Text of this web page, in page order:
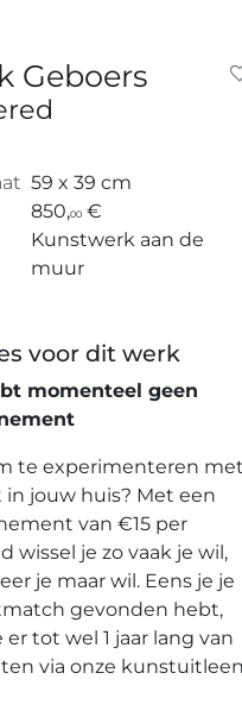
Geboers
59 x 39 cm
850,00 €
Kunstwerk aan de
muur
voor dit werk
momenteel geen
te experimenteren met
in jouw huis? Met een
van €15 per
wissel je zo vaak je wil,
je maar wil. Eens je je
gevonden hebt,
er tot wel 1 jaar lang van
via onze